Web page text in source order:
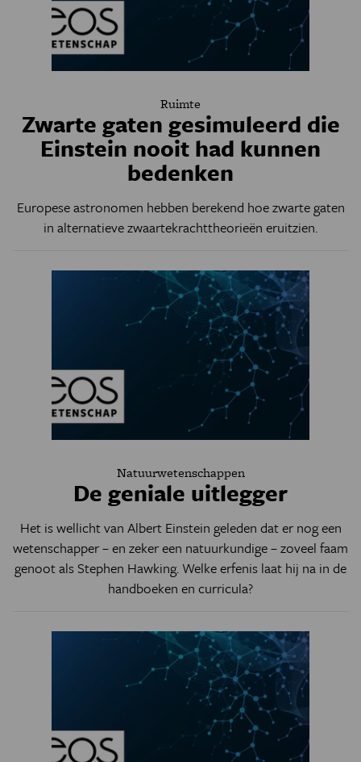
Ruimte
Zwarte gaten gesimuleerd die
Einstein nooit had kunnen
bedenken
Europese astronomen hebben berekend hoe zwarte gaten
in alternatieve zwaartekrachttheorieën eruitzien.
Natuurwetenschappen
De geniale uitlegger
Het is wellicht van Albert Einstein geleden dat er nog een
wetenschapper – en zeker een natuurkundige – zoveel faam
genoot als Stephen Hawking. Welke erfenis laat hij na in de
handboeken en curricula?